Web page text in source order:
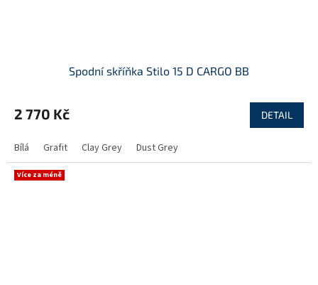
Spodní skříňka Stilo 15 D CARGO BB
2 770 Kč DETAIL
Bílá Grafit Clay Grey Dust Grey
Více za méně